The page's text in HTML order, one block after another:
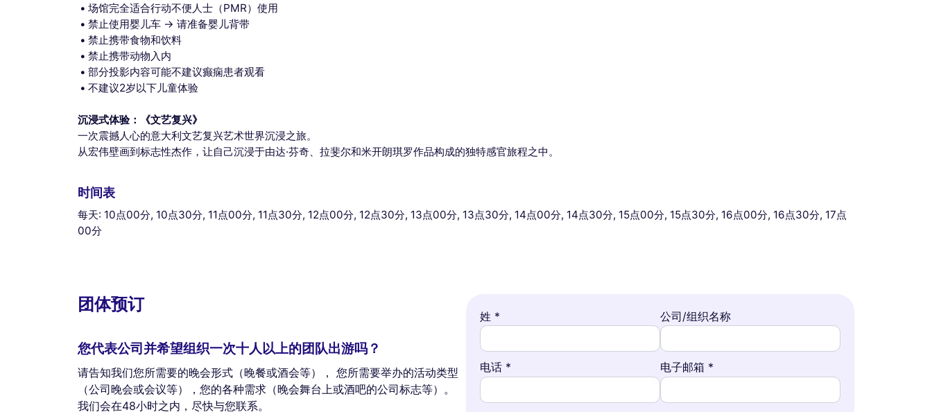
场馆完全适合行动不便人士（PMR）使用
禁止使用婴儿车 → 请准备婴儿背带
禁止携带食物和饮料
禁止携带动物入内
部分投影内容可能不建议癫痫患者观看
不建议2岁以下儿童体验
沉浸式体验：《文艺复兴》
一次震撼人心的意大利文艺复兴艺术世界沉浸之旅。
从宏伟壁画到标志性杰作，让自己沉浸于由达·芬奇、拉斐尔和米开朗琪罗作品构成的独特感官旅程之中。
时间表
每天: 10点00分, 10点30分, 11点00分, 11点30分, 12点00分, 12点30分, 13点00分, 13点30分, 14点00分, 14点30分, 15点00分, 15点30分, 16点00分, 16点30分, 17点
00分
团体预订
您代表公司并希望组织一次十人以上的团队出游吗？
请告知我们您所需要的晚会形式（晚餐或酒会等）， 您所需要举办的活动类型
（公司晚会或会议等），您的各种需求（晚会舞台上或酒吧的公司标志等）。
我们会在48小时之内，尽快与您联系。
姓 * 公司/组织名称
电话 * 电子邮箱 *